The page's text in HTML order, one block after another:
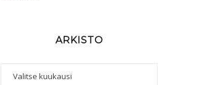
ARKISTO
Arkisto